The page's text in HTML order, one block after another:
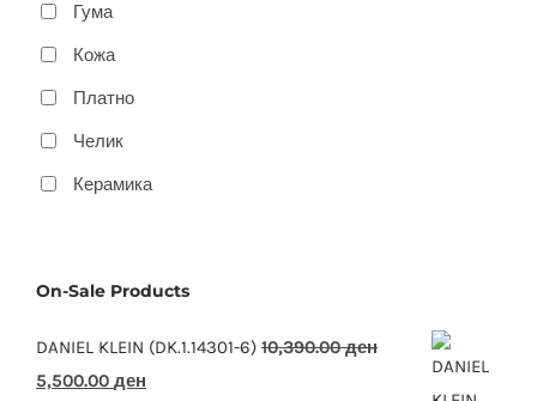
Гума
Кожа
Платно
Челик
Керамика
On-Sale Products
DANIEL KLEIN (DK.1.14301-6) 10,390.00ден
Original
5,500.00 ден